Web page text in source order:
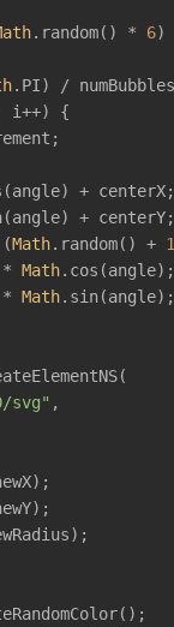
.random() * 6)
.PI) /
i++) {
+ centerX;
+ centerY;
Math.random() + 1
* Math.cos(angle);
* Math.sin(angle);
svg" ,